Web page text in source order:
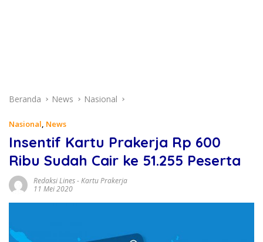
Beranda News Nasional
Nasional, News
Insentif Kartu Prakerja Rp 600
Ribu Sudah Cair ke 51.255 Peserta
Redaksi Lines-Kartu Prakerja
11 Mei 2020